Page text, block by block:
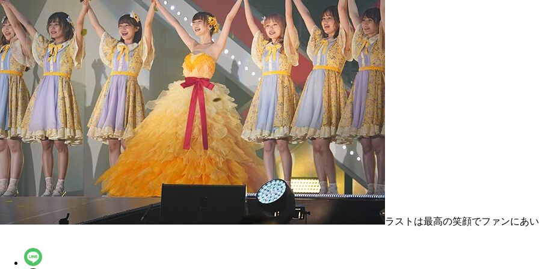
ラストは最高の笑顔でファンにあ